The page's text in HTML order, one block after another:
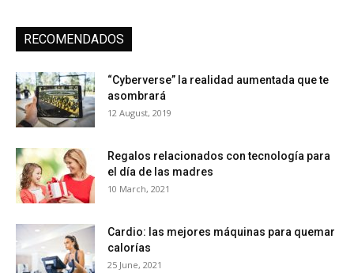
RECOMENDADOS
“Cyberverse” la realidad aumentada que te
asombrará
12 August, 2019
Regalos relacionados con tecnología para
el día de las madres
10 March, 2021
Cardio: las mejores máquinas para quemar
calorías
25 June, 2021